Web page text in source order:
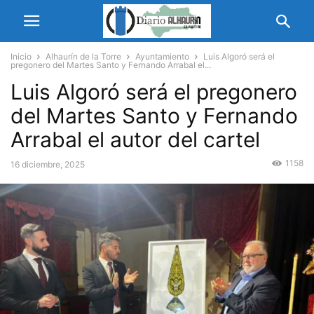
Inicio Alhaurín de la Torre Ayuntamiento
Luis Algoró será el
pregonero del Martes Santo y Fernando Arrabal el...
Luis Algoró será el pregonero
del Martes Santo y Fernando
Arrabal el autor del cartel
16 diciembre, 2025 1158